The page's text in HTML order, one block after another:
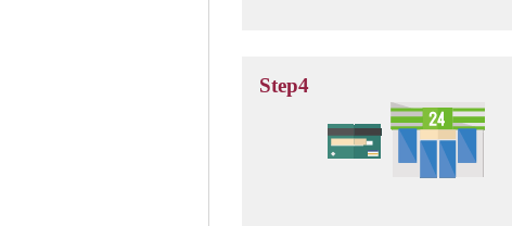
Step4